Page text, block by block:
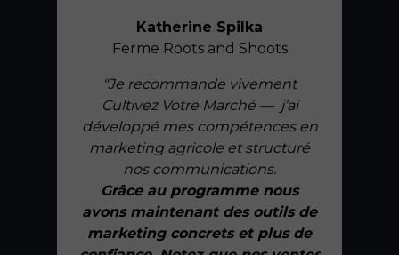
Katherine Spilka
Ferme Roots and Shoots
"Je recommande vivement
Cultivez Votre Marché — j’ai
développé mes compétences en
marketing agricole et structuré
nos communications.
Grâce au programme nous
avons maintenant des outils de
marketing concrets et plus de